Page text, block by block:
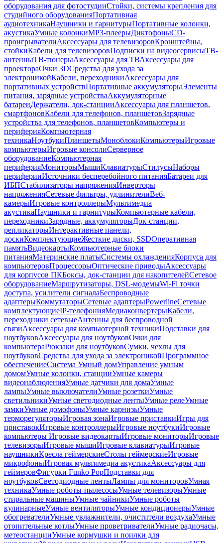
оборудования для фотостудииСтойки, системы крепления для
студийного оборудованияПортативная
аудиотехникаНаушники и гарнитурыПортативные колонки,
акустикаУмные колонкиMP3-плеерыДиктофоныCD-
проигрывателиАксессуары для телевизоровКронштейны,
стойкиКабели для телевизоровПодписки на видеосервисыТВ-
антенныТВ-тюнерыАксессуары для ТВАксессуары для
проектораОчки 3DСредства для ухода за
электроникойКабели, переходникиАксессуары для
портативных устройствПортативные аккумуляторыЭлементы
питания, зарядные устройстваАккумуляторные
батареиДержатели, док-станцииАксессуары для планшетов,
смартфоновКабели для телефонов, планшетовЗарядные
устройства для телефонов, планшетовКомпьютеры и
периферияКомпьютерная
техникаНоутбукиПланшетыМоноблокиКомпьютерыИгровые
компьютерыИгровые консолиСерверное
оборудованиеКомпьютерная
периферияМониторыМышиКлавиатурыСтилусыНаборы
периферииИсточники бесперебойного питанияБатареи для
ИБПСтабилизаторы напряженияИнверторы
напряженияСетевые фильтры, удлинителиВеб-
камерыИгровые контроллерыМультимедиа
акустикаНаушники и гарнитурыКомпьютерные кабели,
переходникиЗарядные, аккумуляторыДок-станции,
репликаторыИнтерактивные панели,
доскиКомплектующиеЖесткие диски, SSDОперативная
памятьВидеокартыКомпьютерные блоки
питанияМатеринские платыСистемы охлажденияКорпуса для
компьютеровПроцессорыОптические приводыАксессуары
для корпусов ПКБоксы, док-станции для накопителейСетевое
оборудованиеМаршрутизаторы, DSL-модемыWi-Fi точки
доступа, усилители сигналаБеспроводные
адаптерыКоммутаторыСетевые адаптерыPowerlineСетевые
комплектующиеIP-телефонияМедиаконвертерыКабели,
переходники сетевыеАнтенны для беспроводной
связиАксессуары для компьютерной техникиПодставки для
ноутбуковАксессуары для ноутбуковОчки для
компьютераРюкзаки для ноутбуковСумки, чехлы для
ноутбуковСредства для ухода за электроникойПрограммное
обеспечениеСистема Умный домУправление умным
домомУмные колонки, станцииУмные камеры
видеонаблюденияУмные датчики для домаУмные
лампыУмные выключателиУмные розеткиУмные
светильникиУмные светодиодные лентыУмные релеУмные
замкиУмные домофоныУмные карнизыУмные
терморегуляторыИгровая зонаИгровые приставкиИгры для
приставокИгровые контроллерыИгровые ноутбукиИгровые
компьютеры Игровые видеокартыИгровые мониторыИгровые
телевизорыИгровые мышиИгровые клавиатурыИгровые
наушникиКресла геймерскиеСтолы геймерскиеИгровые
микрофоныИгровая мультимедиа акустикаАксессуары для
геймеровФигурки Funko PopПодставки для
ноутбуковСветодиодные лентыЛампы для мониторовУмная
техникаУмные роботы-пылесосыУмные телевизорыУмные
стиральные машиныУмные чайникиУмные роботы
кулинарныеУмные вентиляторыУмные кондиционерыУмные
обогревателиУмные увлажнители, очистители воздухаУмные
отопительные котлыУмные проветривателиУмные радиочасы,
метеостанцииУмные кормушки и поилки для